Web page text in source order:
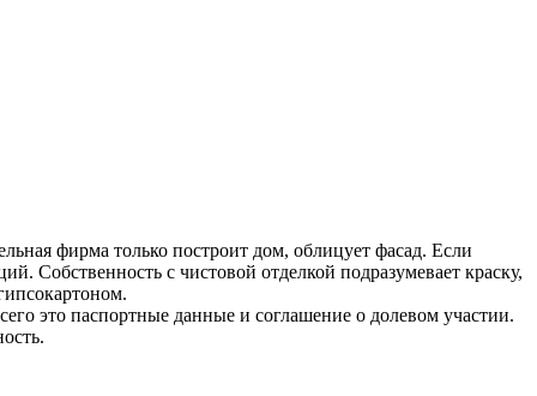
фирма только построит дом, облицует фасад. Если
Собственность с чистовой отделкой подразумевает краску,
это паспортные данные и соглашение о долевом участии.